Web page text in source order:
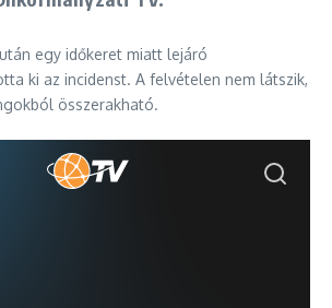
egy időkeret miatt lejáró
ki az incidenst. A felvételen nem látszik,
összerakható.